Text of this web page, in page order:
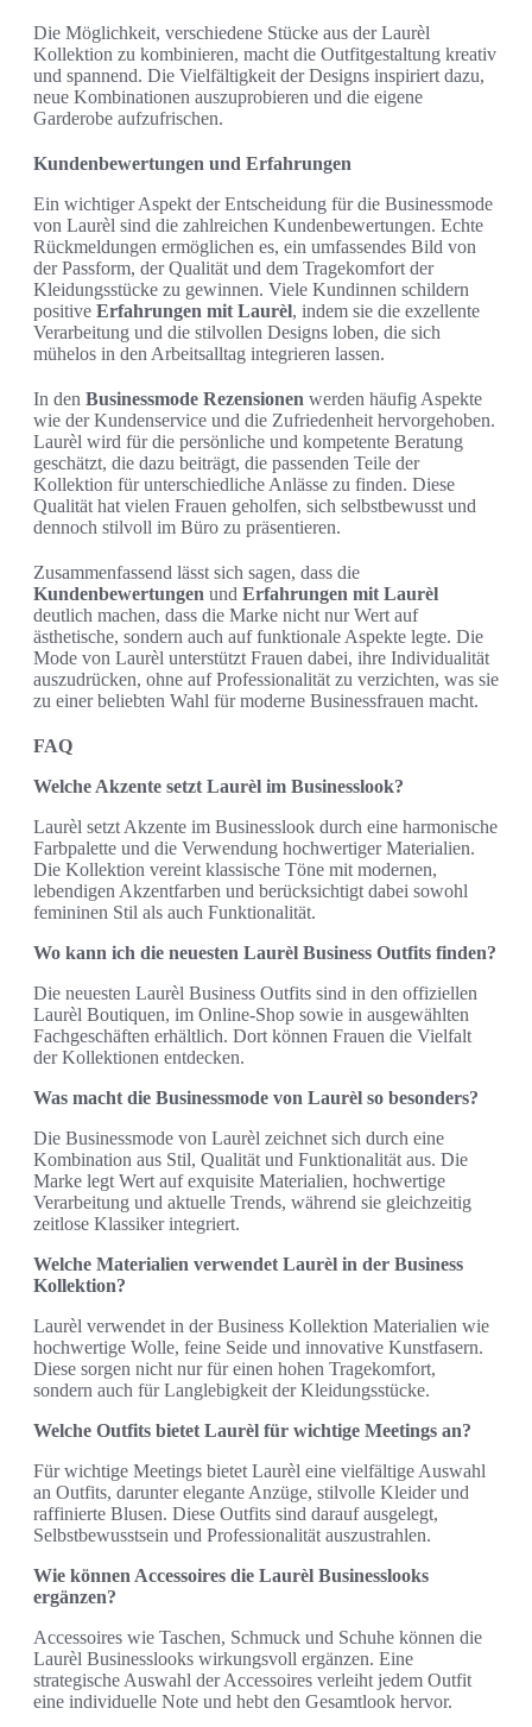
Die Möglichkeit, verschiedene Stücke aus der Laurèl
Kollektion zu kombinieren, macht die Outfitgestaltung kreativ
und spannend. Die Vielfältigkeit der Designs inspiriert dazu,
neue Kombinationen auszuprobieren und die eigene
Garderobe aufzufrischen.
Kundenbewertungen und Erfahrungen
Ein wichtiger Aspekt der Entscheidung für die Businessmode
von Laurèl sind die zahlreichen Kundenbewertungen. Echte
Rückmeldungen ermöglichen es, ein umfassendes Bild von
der Passform, der Qualität und dem Tragekomfort der
Kleidungsstücke zu gewinnen. Viele Kundinnen schildern
positive Erfahrungen mit Laurèl, indem sie die exzellente
Verarbeitung und die stilvollen Designs loben, die sich
mühelos in den Arbeitsalltag integrieren lassen.
In den Businessmode Rezensionen werden häufig Aspekte
wie der Kundenservice und die Zufriedenheit hervorgehoben.
Laurèl wird für die persönliche und kompetente Beratung
geschätzt, die dazu beiträgt, die passenden Teile der
Kollektion für unterschiedliche Anlässe zu finden. Diese
Qualität hat vielen Frauen geholfen, sich selbstbewusst und
dennoch stilvoll im Büro zu präsentieren.
Zusammenfassend lässt sich sagen, dass die
Kundenbewertungen und Erfahrungen mit Laurèl
deutlich machen, dass die Marke nicht nur Wert auf
ästhetische, sondern auch auf funktionale Aspekte legte. Die
Mode von Laurèl unterstützt Frauen dabei, ihre Individualität
auszudrücken, ohne auf Professionalität zu verzichten, was sie
zu einer beliebten Wahl für moderne Businessfrauen macht.
FAQ
Welche Akzente setzt Laurèl im Businesslook?
Laurèl setzt Akzente im Businesslook durch eine harmonische
Farbpalette und die Verwendung hochwertiger Materialien.
Die Kollektion vereint klassische Töne mit modernen,
lebendigen Akzentfarben und berücksichtigt dabei sowohl
femininen Stil als auch Funktionalität.
Wo kann ich die neuesten Laurèl Business Outfits finden?
Die neuesten Laurèl Business Outfits sind in den offiziellen
Laurèl Boutiquen, im Online-Shop sowie in ausgewählten
Fachgeschäften erhältlich. Dort können Frauen die Vielfalt
der Kollektionen entdecken.
Was macht die Businessmode von Laurèl so besonders?
Die Businessmode von Laurèl zeichnet sich durch eine
Kombination aus Stil, Qualität und Funktionalität aus. Die
Marke legt Wert auf exquisite Materialien, hochwertige
Verarbeitung und aktuelle Trends, während sie gleichzeitig
zeitlose Klassiker integriert.
Welche Materialien verwendet Laurèl in der Business
Kollektion?
Laurèl verwendet in der Business Kollektion Materialien wie
hochwertige Wolle, feine Seide und innovative Kunstfasern.
Diese sorgen nicht nur für einen hohen Tragekomfort,
sondern auch für Langlebigkeit der Kleidungsstücke.
Welche Outfits bietet Laurèl für wichtige Meetings an?
Für wichtige Meetings bietet Laurèl eine vielfältige Auswahl
an Outfits, darunter elegante Anzüge, stilvolle Kleider und
raffinierte Blusen. Diese Outfits sind darauf ausgelegt,
Selbstbewusstsein und Professionalität auszustrahlen.
Wie können Accessoires die Laurèl Businesslooks
ergänzen?
Accessoires wie Taschen, Schmuck und Schuhe können die
Laurèl Businesslooks wirkungsvoll ergänzen. Eine
strategische Auswahl der Accessoires verleiht jedem Outfit
eine individuelle Note und hebt den Gesamtlook hervor.